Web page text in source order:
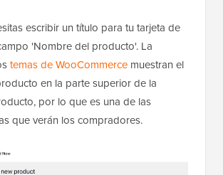
escribir un título para tu tarjeta de
'Nombre del producto'. La
temas de WooCommerce muestran el
en la parte superior de la
por lo que es una de las
que verán los compradores.